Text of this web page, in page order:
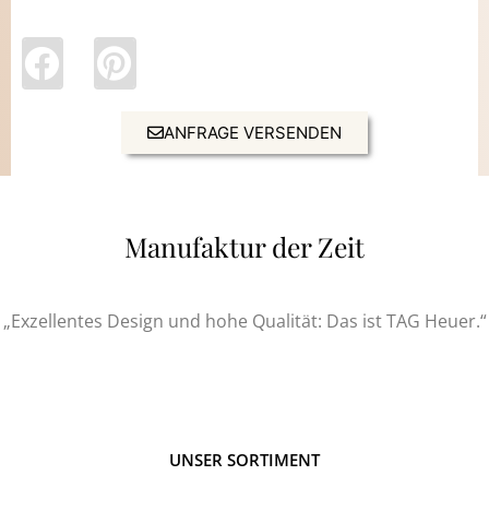
ANFRAGE VERSENDEN
Manufaktur der Zeit
„Exzellentes Design und hohe Qualität: Das ist TAG Heuer.“
UNSER SORTIMENT